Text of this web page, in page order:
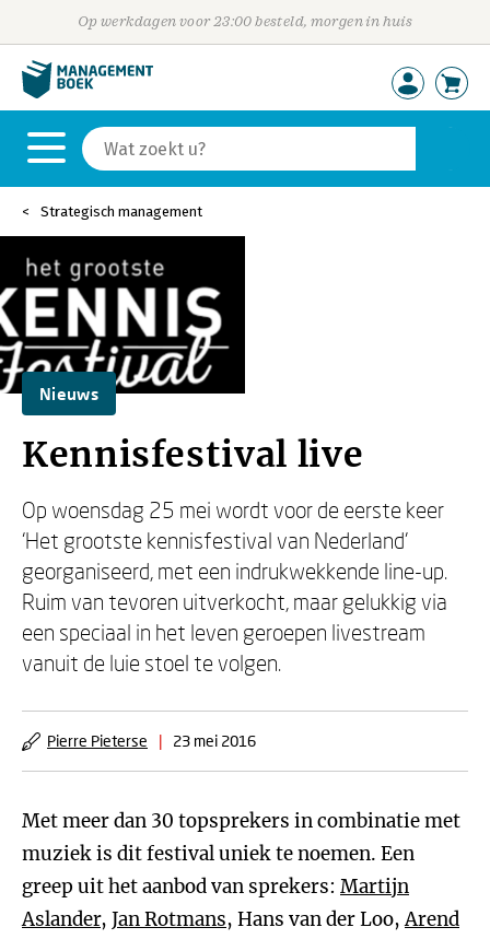
Op werkdagen voor 23:00 besteld, morgen in huis
Strategisch management
Nieuws
Kennisfestival live
Op woensdag 25 mei wordt voor de eerste keer
‘Het grootste kennisfestival van Nederland’
georganiseerd, met een indrukwekkende line-up.
Ruim van tevoren uitverkocht, maar gelukkig via
een speciaal in het leven geroepen livestream
vanuit de luie stoel te volgen.
Pierre Pieterse | 23 mei 2016
Met meer dan 30 topsprekers in combinatie met
muziek is dit festival uniek te noemen. Een
greep uit het aanbod van sprekers: Martijn
Aslander, Jan Rotmans, Hans van der Loo,Arend